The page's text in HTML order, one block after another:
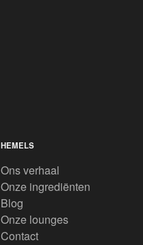
HEMELS
Ons verhaal
Onze ingrediënten
Blog
Onze lounges
Contact